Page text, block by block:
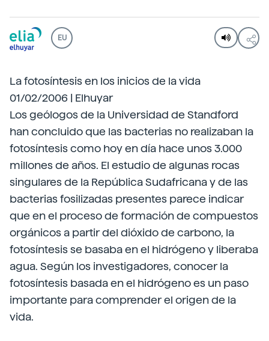
EU
La fotosíntesis en los inicios de la vida
01/02/2006 | Elhuyar
Los geólogos de la Universidad de Standford
han concluido que las bacterias no realizaban la
fotosíntesis como hoy en día hace unos 3.000
millones de años. El estudio de algunas rocas
singulares de la República Sudafricana y de las
bacterias fosilizadas presentes parece indicar
que en el proceso de formación de compuestos
orgánicos a partir del dióxido de carbono, la
fotosíntesis se basaba en el hidrógeno y liberaba
agua. Según los investigadores, conocer la
fotosíntesis basada en el hidrógeno es un paso
importante para comprender el origen de la
vida.